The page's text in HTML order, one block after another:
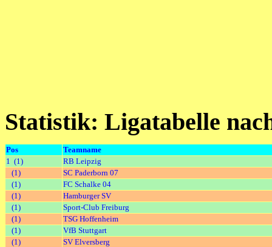
Statistik: Ligatabelle
Pos
Teamname
1 (1)
RB Leipzig
(1)
SC Paderborn 07
(1)
FC Schalke 04
(1)
Hamburger SV
(1)
Sport-Club Freiburg
(1)
TSG Hoffenheim
(1)
VfB Stuttgart
(1)
SV Elversberg